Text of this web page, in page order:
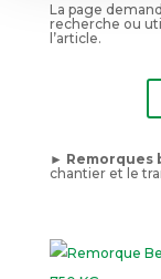
La page
recherche ou
l’article.
► Remorques
chantier et le